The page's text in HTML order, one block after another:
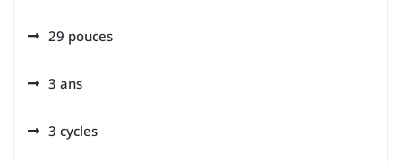
29 pouces
3 ans
3 cycles